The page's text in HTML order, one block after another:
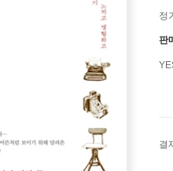
정
판
결